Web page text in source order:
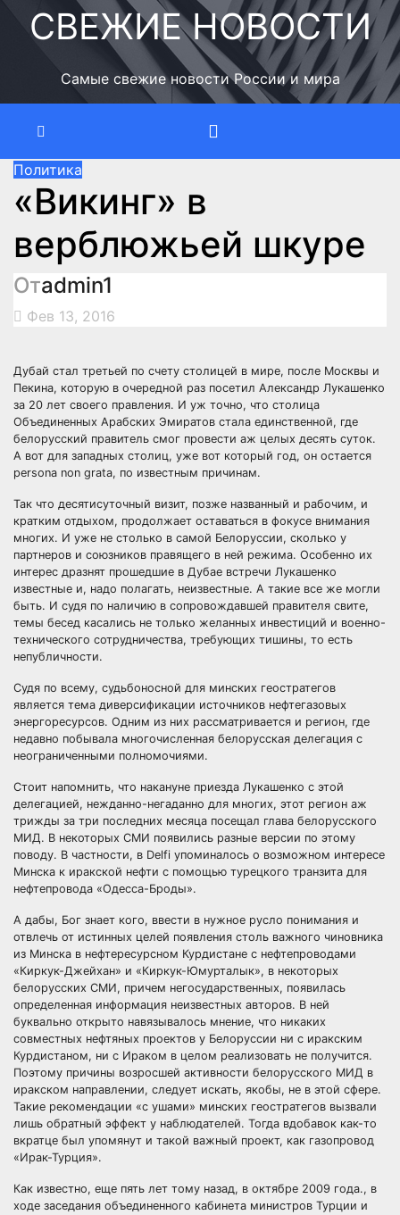
ПерейтиСВЕЖИЕ НОВОСТИ
Самые свежие новости России и мира
Политика
«Викинг» в
верблюжьей шкуре
Отadmin1
Фев 13, 2016
Дубай стал третьей по счету столицей в мире, после Москвы и
Пекина, которую в очередной раз посетил Александр Лукашенко
за 20 лет своего правления. И уж точно, что столица
Объединенных Арабских Эмиратов стала единственной, где
белорусский правитель смог провести аж целых десять суток.
А вот для западных столиц, уже вот который год, он остается
persona non grata, по известным причинам.
Так что десятисуточный визит, позже названный и рабочим, и
кратким отдыхом, продолжает оставаться в фокусе внимания
многих. И уже не столько в самой Белоруссии, сколько у
партнеров и союзников правящего в ней режима. Особенно их
интерес дразнят прошедшие в Дубае встречи Лукашенко
известные и, надо полагать, неизвестные. А такие все же могли
быть. И судя по наличию в сопровождавшей правителя свите,
темы бесед касались не только желанных инвестиций и военно-
технического сотрудничества, требующих тишины, то есть
непубличности.
Судя по всему, судьбоносной для минских геостратегов
является тема диверсификации источников нефтегазовых
энергоресурсов. Одним из них рассматривается и регион, где
недавно побывала многочисленная белорусская делегация с
неограниченными полномочиями.
Стоит напомнить, что накануне приезда Лукашенко с этой
делегацией, нежданно-негаданно для многих, этот регион аж
трижды за три последних месяца посещал глава белорусского
МИД. В некоторых СМИ появились разные версии по этому
поводу. В частности, в Delfi упоминалось о возможном интересе
Минска к иракской нефти с помощью турецкого транзита для
нефтепровода «Одесса-Броды».
А дабы, Бог знает кого, ввести в нужное русло понимания и
отвлечь от истинных целей появления столь важного чиновника
из Минска в нефтересурсном Курдистане с нефтепроводами
«Киркук-Джейхан» и «Киркук-Юмурталык», в некоторых
белорусских СМИ, причем негосударственных, появилась
определенная информация неизвестных авторов. В ней
буквально открыто навязывалось мнение, что никаких
совместных нефтяных проектов у Белоруссии ни с иракским
Курдистаном, ни с Ираком в целом реализовать не получится.
Поэтому причины возросшей активности белорусского МИД в
иракском направлении, следует искать, якобы, не в этой сфере.
Такие рекомендации «с ушами» минских геостратегов вызвали
лишь обратный эффект у наблюдателей. Тогда вдобавок как-то
вкратце был упомянут и такой важный проект, как газопровод
«Ирак-Турция».
Как известно, еще пять лет тому назад, в октябре 2009 года., в
ходе заседания объединенного кабинета министров Турции и